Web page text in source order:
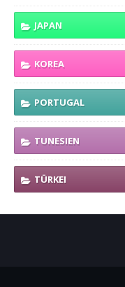
JAPAN
KOREA
PORTUGAL
TUNESIEN
TÜRKEI